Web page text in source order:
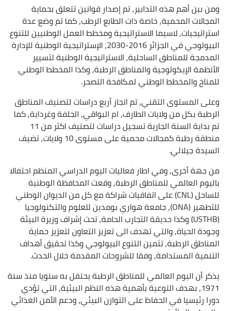
ومن بين أهم هذه التدابير, تم إصدار قوانين تتعلق بحماية
المجالات المحمية, خاصة ذات الطابع الرطب, كما تم وضع عدة
استراتيجيات, لاسيما الاستراتيجية ومخطط العمل الوطنيين للتنوع
البيولوجي في الجزائر 2016-2030, الإستراتيجية الوطنية للإدارة
المدمجة للمناطق الساحلية, الاستراتيجية الوطنية لتسيير
الأنظمة الإيكولوجية والمناطق الرطبة, وكذا المخطط الوطني
للمناخ والمخطط الوطني لمكافحة التصحر.
وعلى المستوى التقني, تم انجاز أربع دراسات لتصنيف المناطق
الرطبة بكل من ولايات الطارف, ام البواقي, الجلفة وغرداية, كما
تم بداية السنة الجارية تسجيل دراسات لتصنيف اكثر من 11
منطقة رطبة كمجالات محمية على مستوى 10 ولايات, تضيف
السيدة جيلالي.
من جهة أخرى, وفي اطار فعاليات اليوم الدراسي المنظم احتفالا
باليوم العالمي للمناطق الرطبة, وقعت المحافظة الوطنية
للساحل (CNL) على اتفاقيات شراكة مع كل من الديوان الوطني
للتطهير (ONA), جامعة هواري بومدين للعلوم والتكنولوجيا
(USTHB) وكذا حديقة التجارب الحامة, تحت إشراف وزيرة البيئة
وجودة الحياة, والتي تهدف الى تعزيز التعاون لتعزيز حماية
المناطق الرطبة, تثمين التنوع البيولوجي وكذا تحقيق أهداف
التنمية المستدامة, وفقا للشروحات المقدمة خلال الحدث.
يذكر أن اليوم العالمي للمناطق الرطبة يحتفل به سنويا منذ سنة
1971, بهدف التوعية بأهمية هذه النظم البيئية, التي تؤدي
دورا رئيسيا في الحفاظ على التوازن البيئي, ودعم الأمن الغذائي